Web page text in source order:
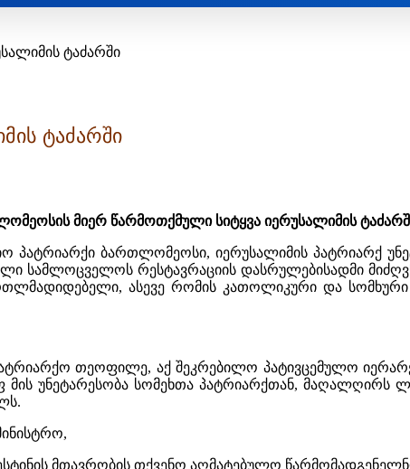
ტაძარში
ტაძარში
მიერ წარმოთქმული სიტყვა იერუსალიმის
ბართლომეოსი, იერუსალიმის პატრიარქ
სამლოცველოს რესტავრაციის დასრულებისადმი
ასევე რომის კათოლიკური და
თეოფილე, აქ შეკრებილო პატივცემულო
მის უნეტარესობა სომეხთა პატრიარქთან,
მთავრობის თქვენო აღმატებულო